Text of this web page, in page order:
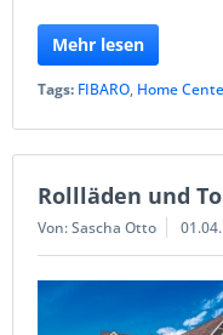
Mehr lesen
Tags: FIBARO, Home
Rollläden und
Von: Sascha Otto